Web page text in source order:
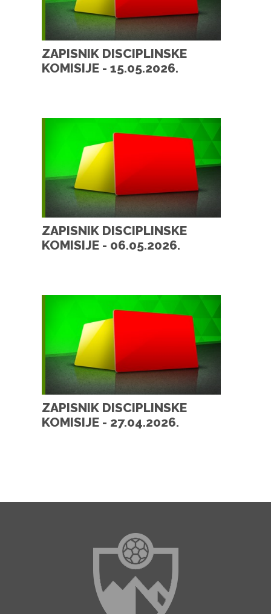
ZAPISNIK DISCIPLINSKE
KOMISIJE - 15.05.2026.
ZAPISNIK DISCIPLINSKE
KOMISIJE - 06.05.2026.
ZAPISNIK DISCIPLINSKE
KOMISIJE - 27.04.2026.